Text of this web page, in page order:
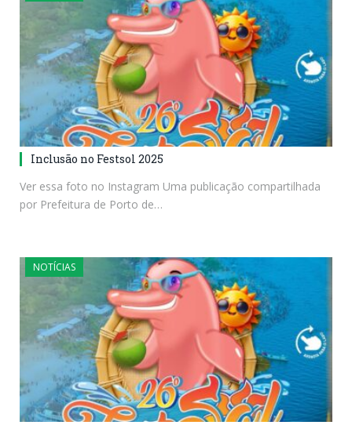
Inclusão no Festsol 2025
Ver essa foto no Instagram Uma publicação compartilhada
por Prefeitura de Porto de…
NOTÍCIAS